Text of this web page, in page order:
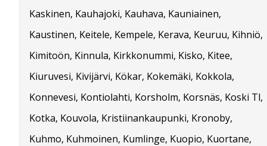
Kaskinen, Kauhajoki, Kauhava, Kauniainen,
Kaustinen, Keitele, Kempele, Kerava, Keuruu, Kihniö,
Kimitoön, Kinnula, Kirkkonummi, Kisko, Kitee,
Kiuruvesi, Kivijärvi, Kökar, Kokemäki, Kokkola,
Konnevesi, Kontiolahti, Korsholm, Korsnäs, Koski Tl,
Kotka, Kouvola, Kristiinankaupunki, Kronoby,
Kuhmo, Kuhmoinen, Kumlinge, Kuopio, Kuortane,